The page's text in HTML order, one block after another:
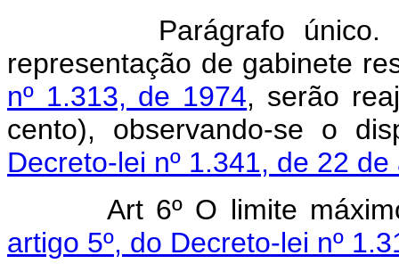
Parágrafo único. Os
representação de gabinete
nº 1.313, de 1974, serão
cento), observando-se o
Decreto-lei nº 1.341, de 22
Art 6º O limite
artigo 5º, do Decreto-lei nº